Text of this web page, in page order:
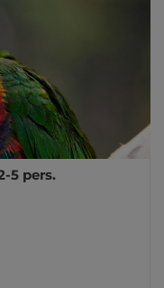
5 pers.